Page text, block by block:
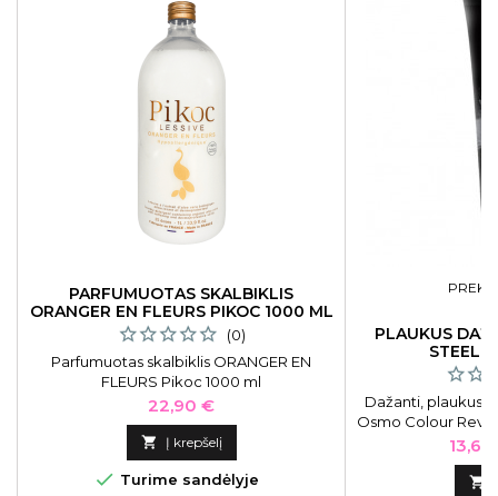
PARFUMUOTAS SKALBIKLIS
ORANGER EN FLEURS PIKOC 1000 ML
(0)
Parfumuotas skalbiklis ORANGER EN
FLEURS Pikoc 1000 ml
Kaina
22,90 €
 Į krepšelį
 Turime sandėlyje
PLAUKUS
STEEL
Dažanti, plaukus
Osmo Colour
Kaina
